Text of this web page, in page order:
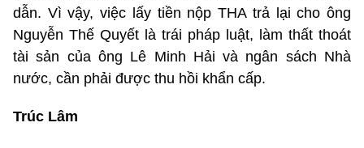
dẫn. Vì vậy, việc lấy tiền nộp THA trả lại cho ông
Nguyễn Thế Quyết là trái pháp luật, làm thất thoát
tài sản của ông Lê Minh Hải và ngân sách Nhà
nước, cần phải được thu hồi khẩn cấp.
Trúc Lâm